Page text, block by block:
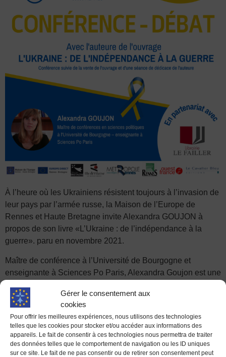
Gérer le consentement aux
cookies
Pour offrir les meilleures expériences, nous utilisons des technologies
telles que les cookies pour stocker et/ou accéder aux informations des
appareils. Le fait de consentir à ces technologies nous permettra de traiter
des données telles que le comportement de navigation ou les ID uniques
sur ce site. Le fait de ne pas consentir ou de retirer son consentement peut
À l’heure où les Ukrainiens résistent toujours à l’invasion de
leur pays par l’armée russe, la Maison de l’Europe de
Rennes et Haute Bretagne invite Alexandra GOUJON à
propos de son livre «L’Ukraine : de l’indépendance à la
guerre». paru en novembre 2021.
Maître de conférence à l’Université de Bourgogne et
enseignante à Sciences Po Paris, Alexandra Goujon est une
Par sa connaissance approfondie de l’histoire de l’Ukraine
(de son indépendance 1991 au conflit actuel), elle nous
permet de disposer de repères importants (origines et
enjeux géopolitiques) pour mieux comprendre la situation et
démonter les idées reçues.